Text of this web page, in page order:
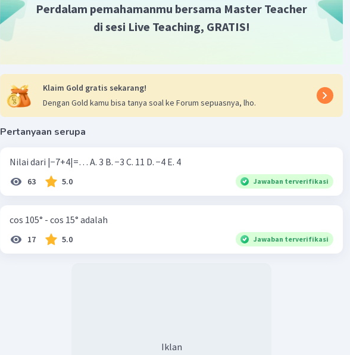
Perdalam pemahamanmu bersama Master Teacher
di sesi Live Teaching, GRATIS!
Klaim Gold gratis sekarang!
Dengan Gold kamu bisa tanya soal ke Forum sepuasnya, lho.
Pertanyaan serupa
Nilai dari |−7+4|=… A. 3 B. −3 C. 11 D. −4 E. 4
63 5.0 Jawaban terverifikasi
cos 105° - cos 15° adalah
17 5.0 Jawaban terverifikasi
Iklan